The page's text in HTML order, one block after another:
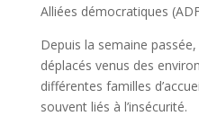
Alliées démocratiques
Depuis la semaine
déplacés venus des
différentes familles
souvent liés à l’insécurité.